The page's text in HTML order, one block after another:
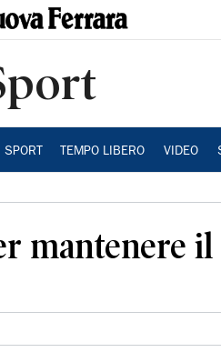
SPORT TEMPO LIBERO VIDEO
mantenere